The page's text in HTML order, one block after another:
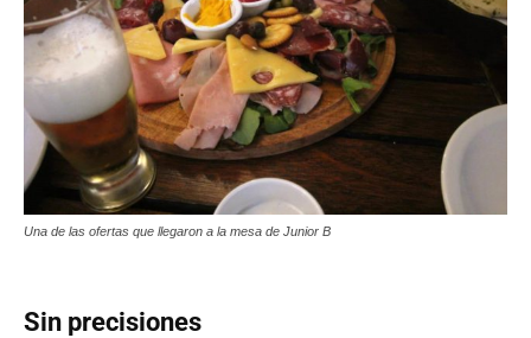
Una de las ofertas que llegaron a la mesa de Junior B
Sin precisiones